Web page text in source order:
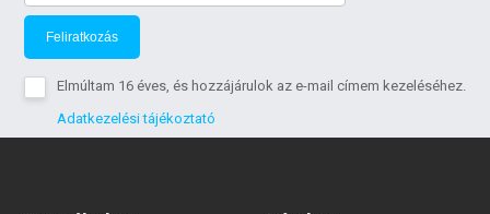
Feliratkozás
Elmúltam 16 éves, és hozzájárulok az e-mail címem kezeléséhez.
Adatkezelési tájékoztató